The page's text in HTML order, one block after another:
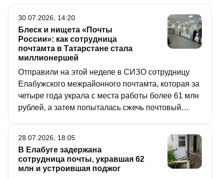
Блеск и нищета «Почты
России»: как сотрудница
почтамта в Татарстане стала
миллионершей
Отправили на этой неделе в СИЗО сотрудницу
Елабужского межрайонного почтамта, которая за
четыре года украла с места работы более 61 млн
рублей, а затем попыталась сжечь почтовый
финансовую пирамиду, а также успела
обзавестись недвижимостью.
30.07.2026, 14:20
В Елабуге задержана
сотрудница почты, укравшая 62
млн и устроившая поджог
28.07.2026, 18:05